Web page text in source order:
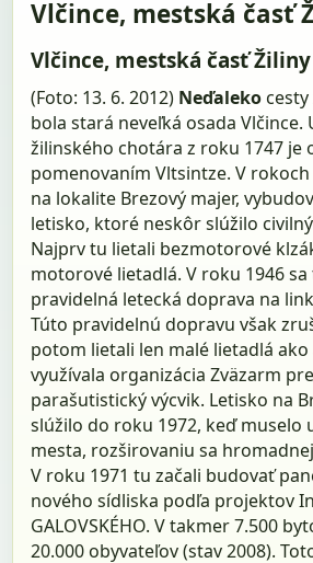
Vlčince, mestská časť
Vlčince, mestská časť Žiliny
(Foto: 13. 6. 2012) Neďalekocesty
bola stará neveľká osada Vlčince.
žilinského chotára z roku 1747 je
pomenovaním Vltsintze. V rokoch
na lokalite Brezový majer,
letisko, ktoré neskôr slúžilo
Najprv tu lietali bezmotorové
motorové lietadlá. V roku 1946 sa
pravidelná letecká doprava na
Túto pravidelnú dopravu však
potom lietali len malé lietadlá
využívala organizácia Zväzarm
parašutistický výcvik. Letisko na
slúžilo do roku 1972, keď muselo
mesta, rozširovaniu sa
V roku 1971 tu začali budovať
nového sídliska podľa projektov
GALOVSKÉHO. V takmer 7.500
20.000 obyvateľov (stav 2008).